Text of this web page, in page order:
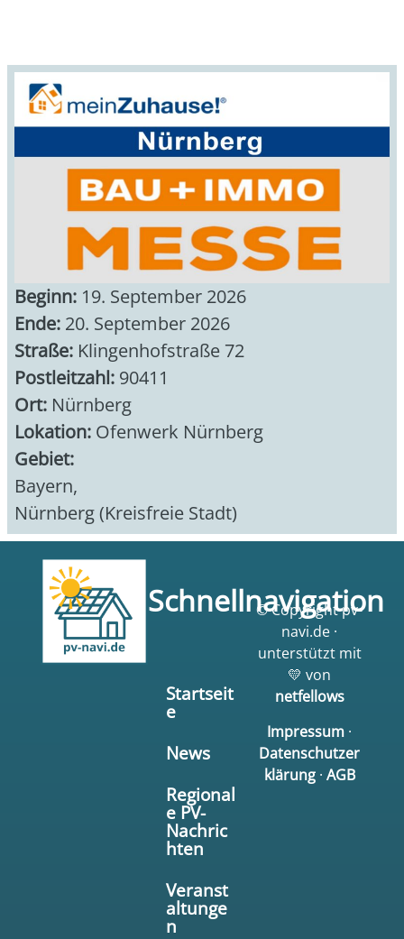
Beginn: 19. September 2026
Ende: 20. September 2026
Straße: Klingenhofstraße 72
Postleitzahl: 90411
Ort: Nürnberg
Lokation: Ofenwerk Nürnberg
Gebiet:
Bayern,
Nürnberg (Kreisfreie Stadt)
Schnellnavigation
Startseit
e
News
Regional
e PV-
Nachric
hten
Veranst
altunge
n
© Copyright pv-
navi.de ·
unterstützt mit
💛 von
netfellows
Impressum ·
Datenschutzer
klärung· AGB